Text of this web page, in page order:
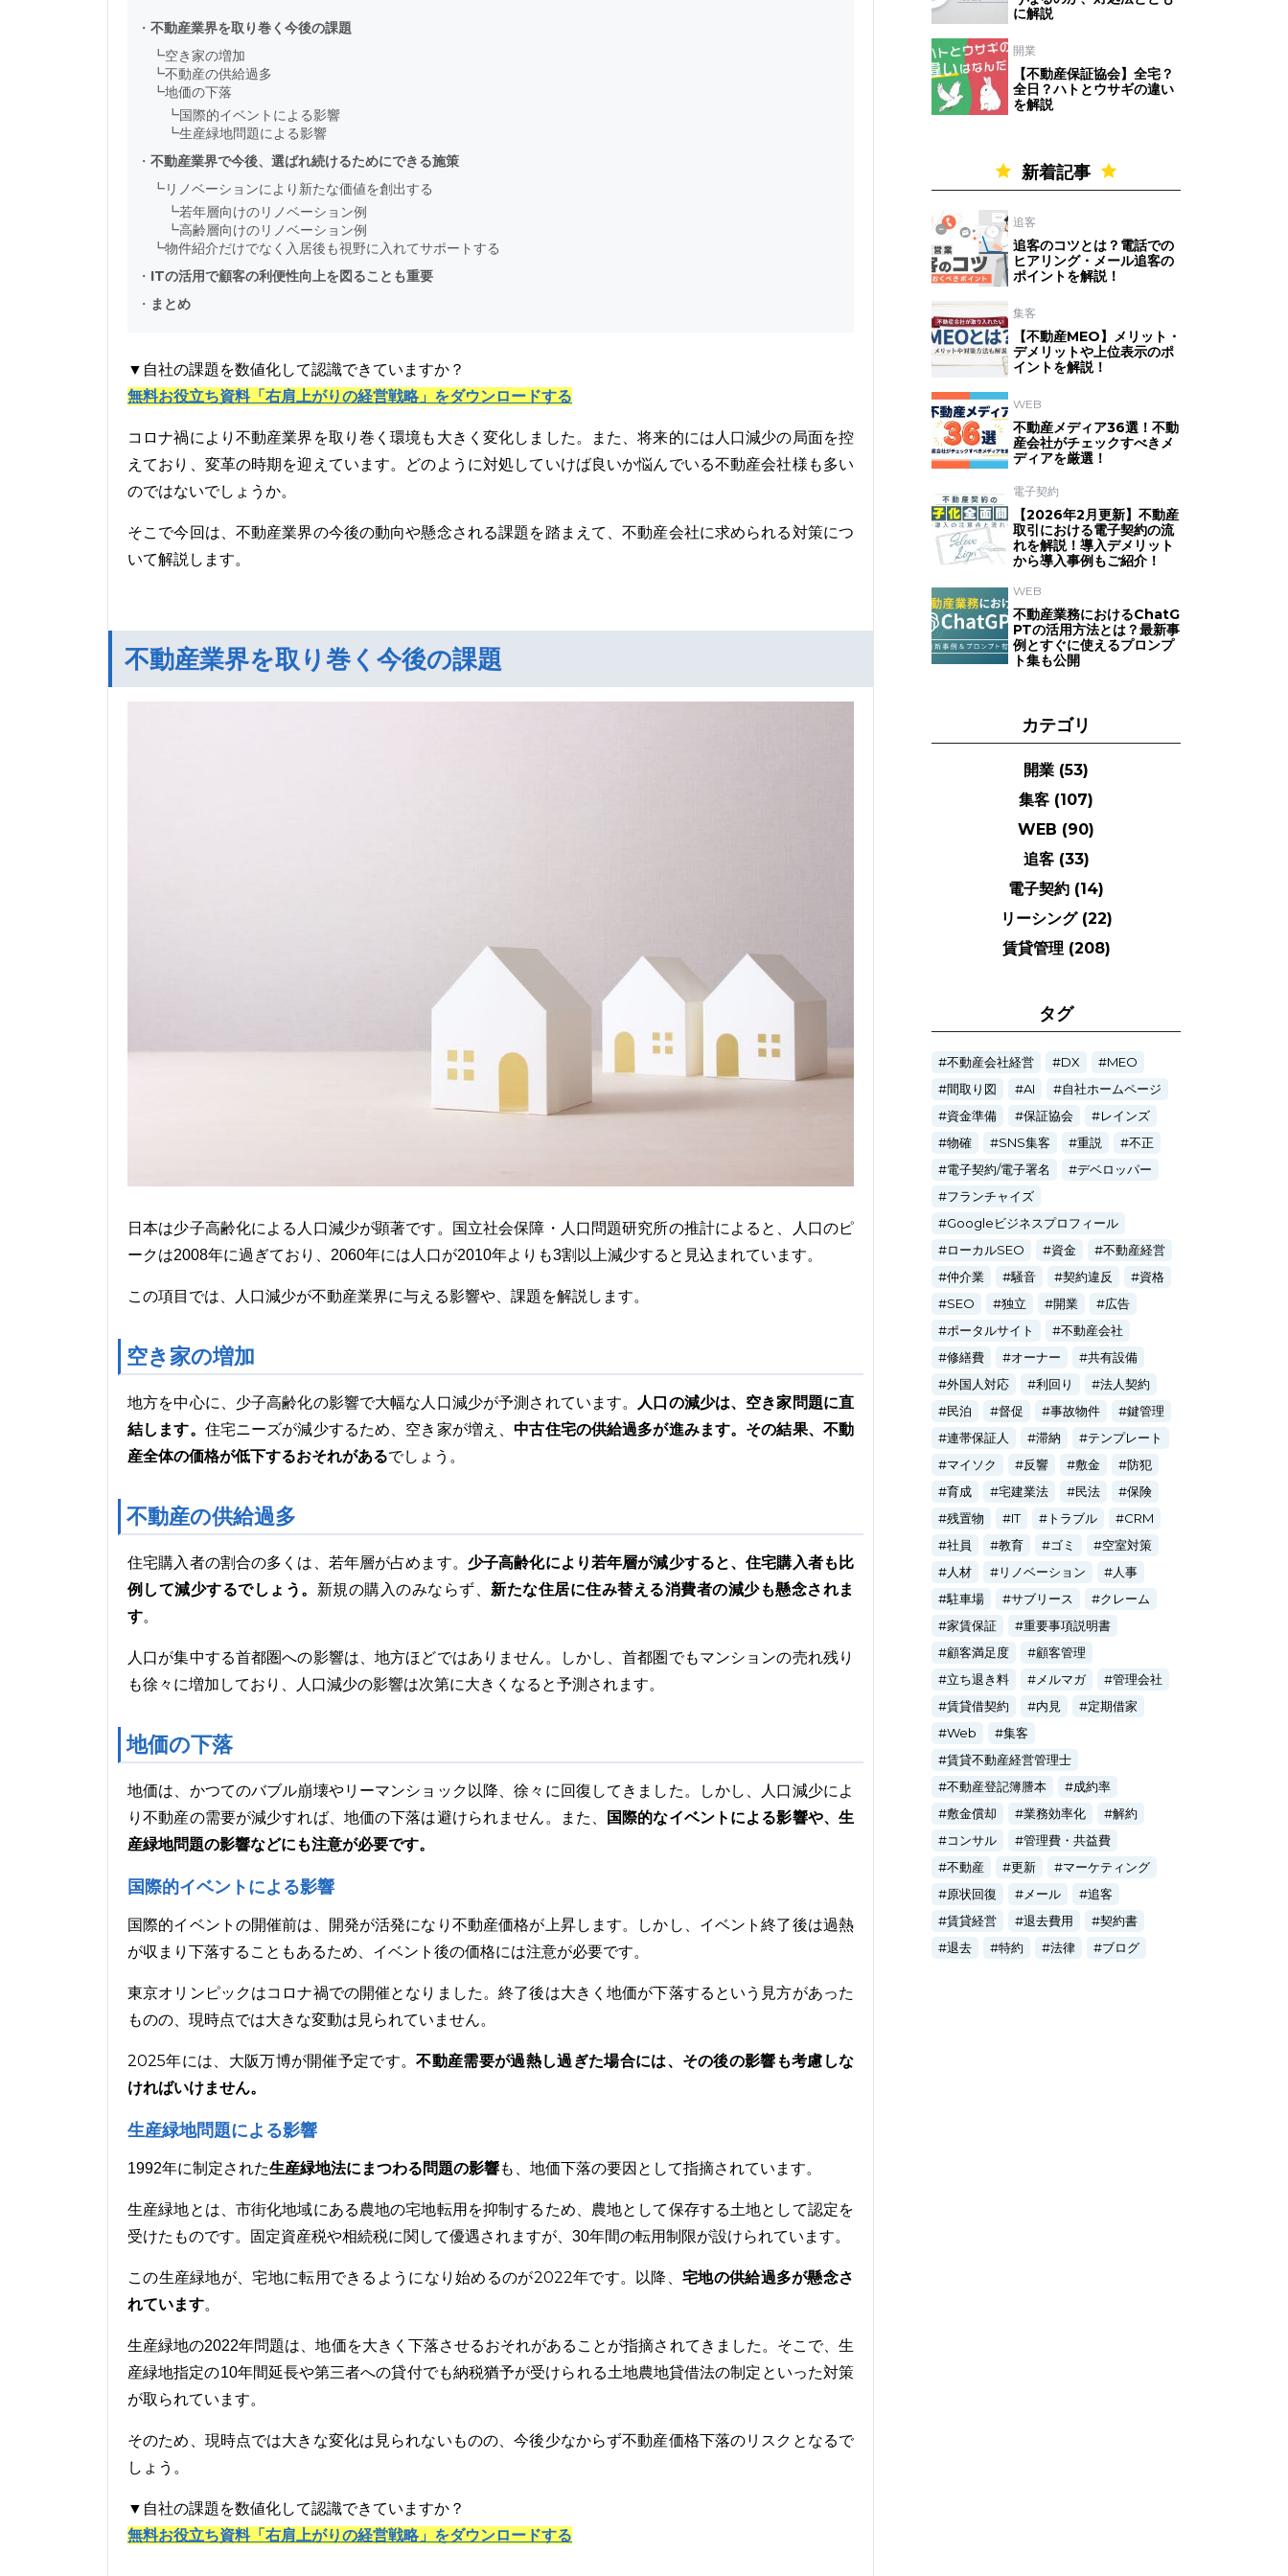
・ 不動産業界を取り巻く今後の課題
┗空き家の増加
┗不動産の供給過多
┗地価の下落
┗国際的イベントによる影響
┗生産緑地問題による影響
・ 不動産業界で今後、選ばれ続けるためにできる施策
┗リノベーションにより新たな価値を創出する
┗若年層向けのリノベーション例
┗高齢層向けのリノベーション例
┗物件紹介だけでなく入居後も視野に入れてサポートする
・ ITの活用で顧客の利便性向上を図ることも重要
・ まとめ
▼自社の課題を数値化して認識できていますか？
無料お役立ち資料「右肩上がりの経営戦略」をダウンロードする
コロナ禍により不動産業界を取り巻く環境も大きく変化しました。また、将来的には人口減少の局面を控
えており、変革の時期を迎えています。どのように対処していけば良いか悩んでいる不動産会社様も多い
のではないでしょうか。
そこで今回は、不動産業界の今後の動向や懸念される課題を踏まえて、不動産会社に求められる対策につ
いて解説します。
不動産業界を取り巻く今後の課題
日本は少子高齢化による人口減少が顕著です。国立社会保障・人口問題研究所の推計によると、人口のピ
ークは2008年に過ぎており、2060年には人口が2010年よりも3割以上減少すると見込まれています。
この項目では、人口減少が不動産業界に与える影響や、課題を解説します。
空き家の増加
地方を中心に、少子高齢化の影響で大幅な人口減少が予測されています。
人口の減少は、空き家問題に直
結します。 住宅ニーズが減少するため、空き家が増え、中古住宅の供給過多が進みます。その結果、不動
産全体の価格が低下するおそれがあるでしょう。
不動産の供給過多
住宅購入者の割合の多くは、若年層が占めます。 少子高齢化により若年層が減少すると、住宅購入者も比
例して減少するでしょう。 新規の購入のみならず、 新たな住居に住み替える消費者の減少も懸念されま
す。
人口が集中する首都圏への影響は、地方ほどではありません。しかし、首都圏でもマンションの売れ残り
も徐々に増加しており、人口減少の影響は次第に大きくなると予測されます。
地価の下落
地価は、かつてのバブル崩壊やリーマンショック以降、徐々に回復してきました。しかし、人口減少によ
り不動産の需要が減少すれば、地価の下落は避けられません。また、
国際的なイベントによる影響や、生
産緑地問題の影響などにも注意が必要です。
国際的イベントによる影響
国際的イベントの開催前は、開発が活発になり不動産価格が上昇します。しかし、イベント終了後は過熱
が収まり下落することもあるため、イベント後の価格には注意が必要です。
東京オリンピックはコロナ禍での開催となりました。終了後は大きく地価が下落するという見方があった
ものの、現時点では大きな変動は見られていません。
2025年には、大阪万博が開催予定です。不動産需要が過熱し過ぎた場合には、その後の影響も考慮しな
ければいけません。
生産緑地問題による影響
1992年に制定された生産緑地法にまつわる問題の影響も、地価下落の要因として指摘されています。
生産緑地とは、市街化地域にある農地の宅地転用を抑制するため、農地として保存する土地として認定を
受けたものです。固定資産税や相続税に関して優遇されますが、30年間の転用制限が設けられています。
この生産緑地が、宅地に転用できるようになり始めるのが2022年です。以降、宅地の供給過多が懸念さ
れています。
生産緑地の2022年問題は、地価を大きく下落させるおそれがあることが指摘されてきました。そこで、生
産緑地指定の10年間延長や第三者への貸付でも納税猶予が受けられる土地農地貸借法の制定といった対策
が取られています。
そのため、現時点では大きな変化は見られないものの、今後少なからず不動産価格下落のリスクとなるで
しょう。
▼自社の課題を数値化して認識できていますか？
無料お役立ち資料「右肩上がりの経営戦略」をダウンロードする
に解説
開業
【不動産保証協会】全宅？
全日？ハトとウサギの違い
を解説
新着記事
追客
追客のコツとは？電話での
ヒアリング・メール追客の
ポイントを解説！
集客
【不動産MEO】メリット・
デメリットや上位表示のポ
イントを解説！
WEB
不動産メディア36選！不動
産会社がチェックすべきメ
ディアを厳選！
電子契約
【2026年2月更新】不動産
取引における電子契約の流
れを解説！導入デメリット
から導入事例もご紹介！
WEB
不動産業務におけるChatG
PTの活用方法とは？最新事
例とすぐに使えるプロンプ
ト集も公開
カテゴリ
開業 (53)
集客 (107)
WEB (90)
追客 (33)
電子契約 (14)
リーシング (22)
賃貸管理 (208)
タグ
不動産会社経営 DX
MEO
間取り図
AI
自社ホームページ
資金準備
保証協会
レインズ
物確
SNS集客 重説
不正
電子契約/電子署名
デベロッパー
フランチャイズ
Googleビジネスプロフィール
ローカルSEO
資金
不動産経営
仲介業
騒音 契約違反
資格
SEO
独立 開業
広告
ポータルサイト
不動産会社
修繕費
オーナー
共有設備
外国人対応
利回り
法人契約
民泊
督促 事故物件
鍵管理
連帯保証人
滞納
テンプレート
マイソク
反響 敷金
防犯
育成
宅建業法 民法
保険
残置物
IT トラブル
CRM
社員
教育 ゴミ
空室対策
人材
リノベーション
人事
駐車場
サブリース
クレーム
家賃保証
重要事項説明書
顧客満足度
顧客管理
立ち退き料
メルマガ
管理会社
賃貸借契約
内見
定期借家
Web
集客
賃貸不動産経営管理士
不動産登記簿謄本
成約率
敷金償却
業務効率化
解約
コンサル
管理費・共益費
不動産
更新
マーケティング
原状回復
メール
追客
賃貸経営
退去費用
契約書
退去
特約 法律 ブログ